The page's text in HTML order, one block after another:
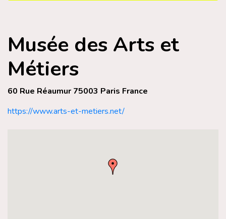
Musée des Arts et
Métiers
60 Rue Réaumur 75003 Paris France
https://www.arts-et-metiers.net/